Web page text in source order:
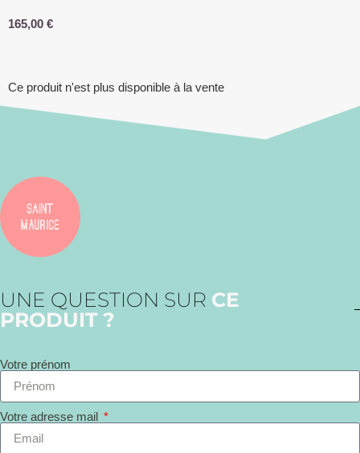
165,00 €
Ce produit n'est plus disponible à la vente
UNE QUESTION SUR CE
PRODUIT ?
Votre prénom
Votre adresse mail